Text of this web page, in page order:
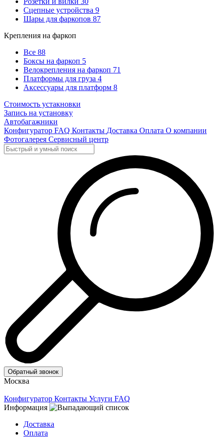
Сцепные устройства 9
Шары для фаркопов 87
Крепления на фаркоп
Все 88
Боксы на фаркоп 5
Велокрепления на фаркоп 71
Платформы для груза 4
Аксессуары для платформ 8
Стоимость устакновки
Запись на установку
Автобагажники
Конфигуратор FAQ Контакты Доставка Оплата О компании
Фотогалерея Сервисный центр
Обратный звонок
Москва
Конфигуратор Контакты Услуги FAQ
Информация
Доставка
Оплата